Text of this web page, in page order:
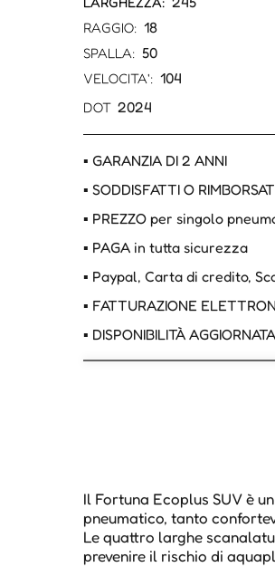
RAGGIO: 18
SPALLA: 50
VELOCITA': 104
DOT 2024
▪ GARANZIA DI 2 ANNI
▪ SODDISFATTI O
▪ PREZZO per singolo
▪ PAGA in tutta sicurezza
▪ Paypal, Carta di credito,
▪ FATTURAZIONE
▪ DISPONIBILITÀ
Il Fortuna Ecoplus SUV è
pneumatico, tanto
Le quattro larghe
prevenire il rischio di